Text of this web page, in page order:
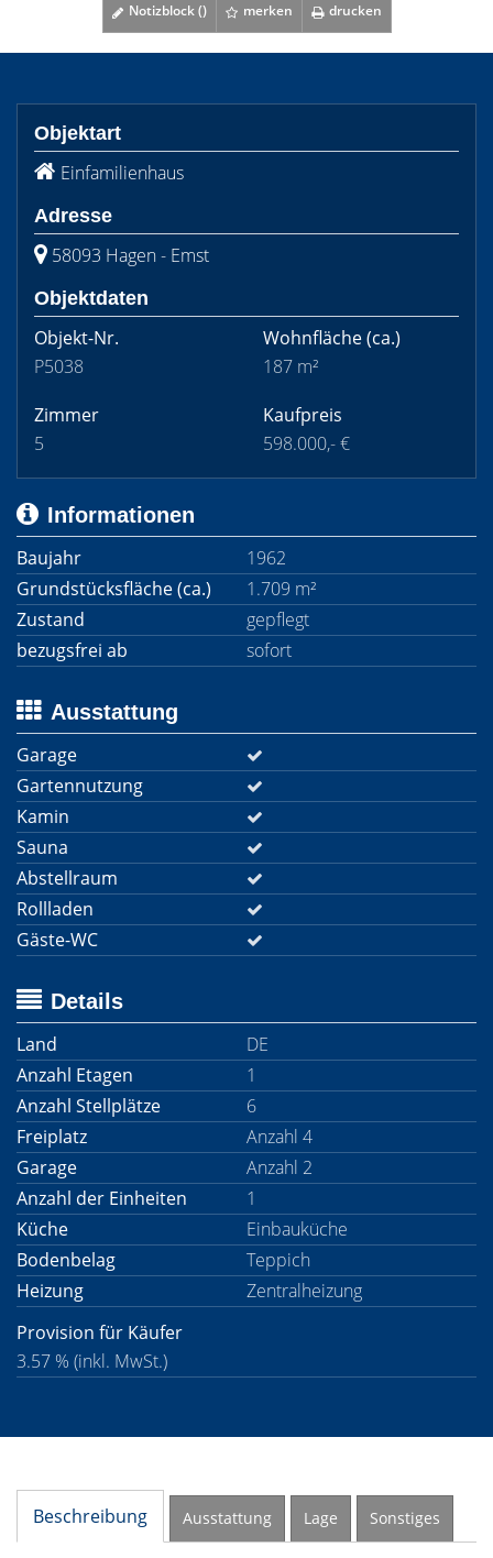
Notizblock () merken drucken
Objektart
Einfamilienhaus
Adresse
58093 Hagen - Emst
Objektdaten
Objekt-Nr.
P5038
Wohnfläche(ca.)
187 m²
Zimmer
5
Kaufpreis
598.000,- €
Informationen
Baujahr
1962
Grundstücksfläche (ca.)
1.709 m²
Zustand
gepflegt
bezugsfrei ab
sofort
Ausstattung
Garage
Gartennutzung
Kamin
Sauna
Abstellraum
Rollladen
Gäste-WC
Details
Land
DE
Anzahl Etagen
1
Anzahl Stellplätze
6
Freiplatz
Anzahl 4
Garage
Anzahl 2
Anzahl der Einheiten
1
Küche
Einbauküche
Bodenbelag
Teppich
Heizung
Zentralheizung
Provision für Käufer
3.57 % (inkl. MwSt.)
Beschreibung Ausstattung Lage Sonstiges